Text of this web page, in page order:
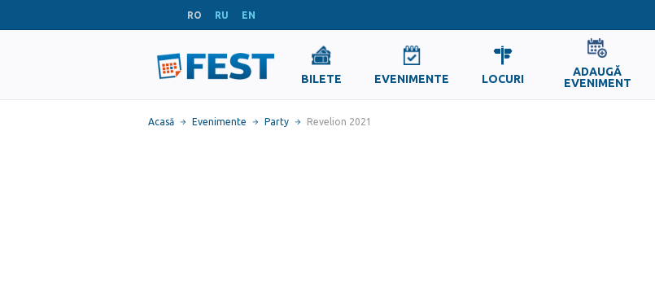
RO RU EN
BILETE EVENIMENTE LOCURI
ADAUGĂ
EVENIMENT
Acasă Evenimente Party Revelion 2021